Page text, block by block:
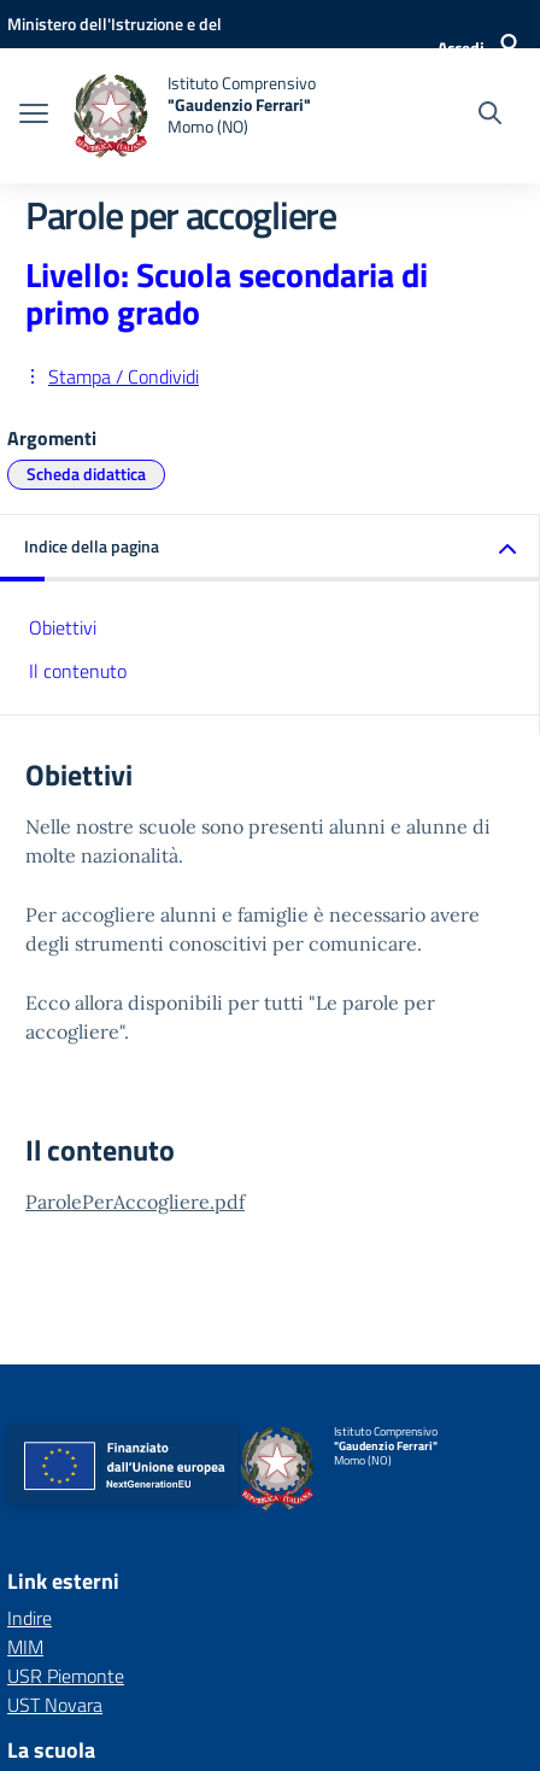
Vai ai contenuti
Vai al menu di navigazione
Vai al footer
Ministero dell'Istruzione e del
Accedi
Istituto Comprensivo
"Gaudenzio Ferrari"
Momo (NO)
Parole per accogliere
Livello: Scuola secondaria di
primo grado
Stampa / Condividi
Argomenti
Scheda didattica
Indice della pagina
Obiettivi
Il contenuto
Obiettivi
Nelle nostre scuole sono presenti alunni e alunne di
molte nazionalità.
Per accogliere alunni e famiglie è necessario avere
degli strumenti conoscitivi per comunicare.
Ecco allora disponibili per tutti "Le parole per
accogliere".
Il contenuto
ParolePerAccogliere.pdf
Istituto Comprensivo
"Gaudenzio Ferrari"
Momo (NO)
Link esterni
Indire
MIM
USR Piemonte
UST Novara
La scuola